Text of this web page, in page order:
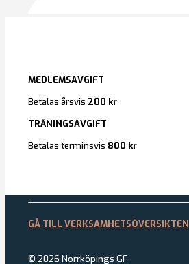
MEDLEMSAVGIFT
Betalas årsvis 200 kr
TRÄNINGSAVGIFT
Betalas terminsvis 800 kr
GÅ TILL VERKSAMHETSÖVERSIKTEN
© 2026 Norrköpings GF